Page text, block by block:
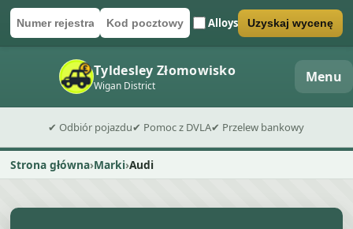
Numer rejestracyjny
Kod pocztowyAlloys
Wyślij formularz wyceny Uzyskaj wycenę
Tyldesley Złomowisko
Wigan District Menu
✔ Odbiór pojazdu✔ Pomoc z DVLA✔ Przelew bankowy
Strona główna Marki Audi